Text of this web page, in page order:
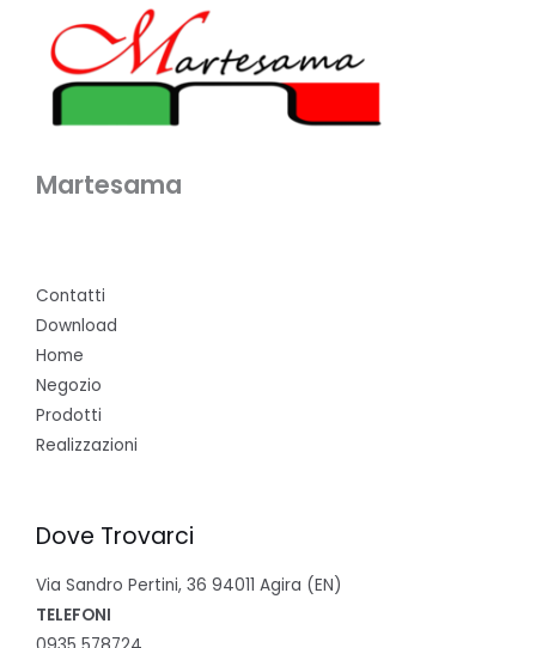
Martesama
Contatti
Download
Home
Negozio
Prodotti
Realizzazioni
Dove Trovarci
Via Sandro Pertini, 36 94011 Agira (EN)
TELEFONI